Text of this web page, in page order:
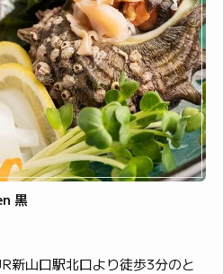
黒
新山口駅北口より徒歩3分のと